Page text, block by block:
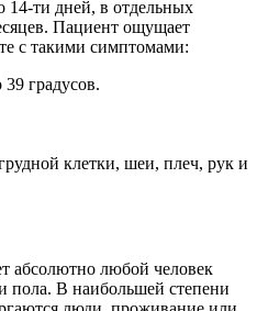
14-ти дней, в отдельных
Пациент ощущает
с такими симптомами:
градусов.
клетки, шеи, плеч, рук и
абсолютно любой человек
пола. В наибольшей степени